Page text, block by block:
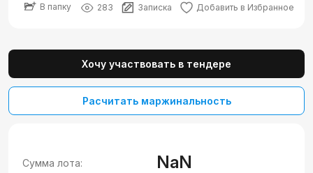
В папку 283 Записка Добавить в Избранное
Хочу участвовать в тендере
Расчитать маржинальность
Сумма лота: NaN